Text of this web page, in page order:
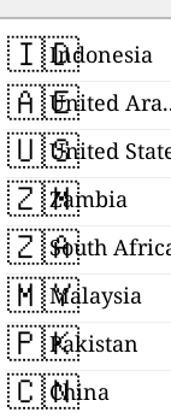
🇮🇩Indonesia
🇦🇪
🇺🇸United
🇿🇲Zambia
🇿🇦South
🇲🇾Malaysia
🇵🇰Pakistan
🇨🇳China